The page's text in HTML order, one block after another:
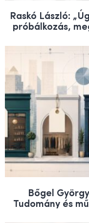
Raskó László:
próbálkozás,
Bőgel
Tudomány és